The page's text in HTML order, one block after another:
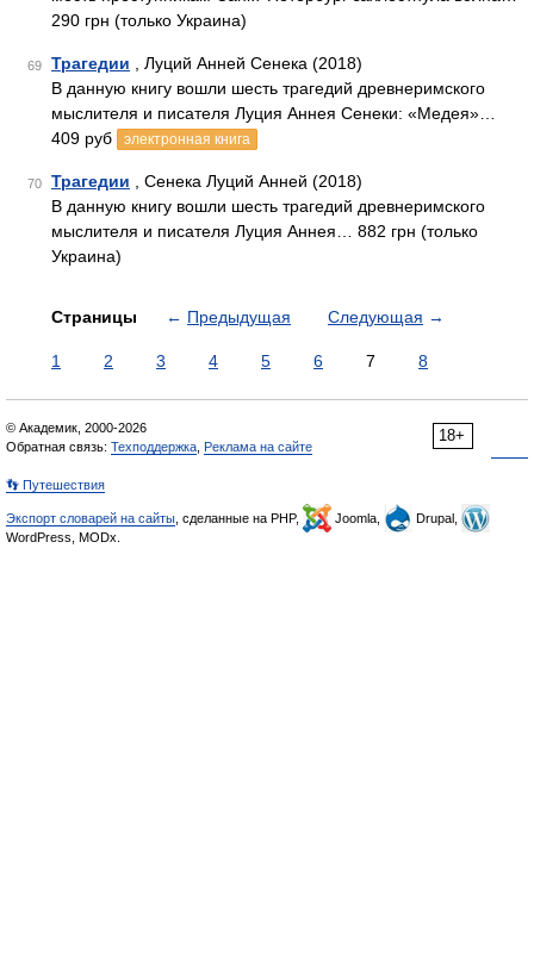
290 грн (только Украина)
69 Трагедии , Луций Анней Сенека (2018)
В данную книгу вошли шесть трагедий древнеримского
мыслителя и писателя Луция Аннея Сенеки: «Медея»…
409 руб
электронная книга
70 Трагедии , Сенека Луций Анней (2018)
В данную книгу вошли шесть трагедий древнеримского
мыслителя и писателя Луция Аннея… 882 грн (только
Украина)
Страницы ← Предыдущая Следующая →
1 2 3 4 5 6 7 8
18+
© Академик, 2000-2026
Обратная связь: Техподдержка Реклама на сайте
👣 Путешествия
Экспорт словарей на сайты , сделанные на PHP, Joomla,
Drupal,
WordPress, MODx.